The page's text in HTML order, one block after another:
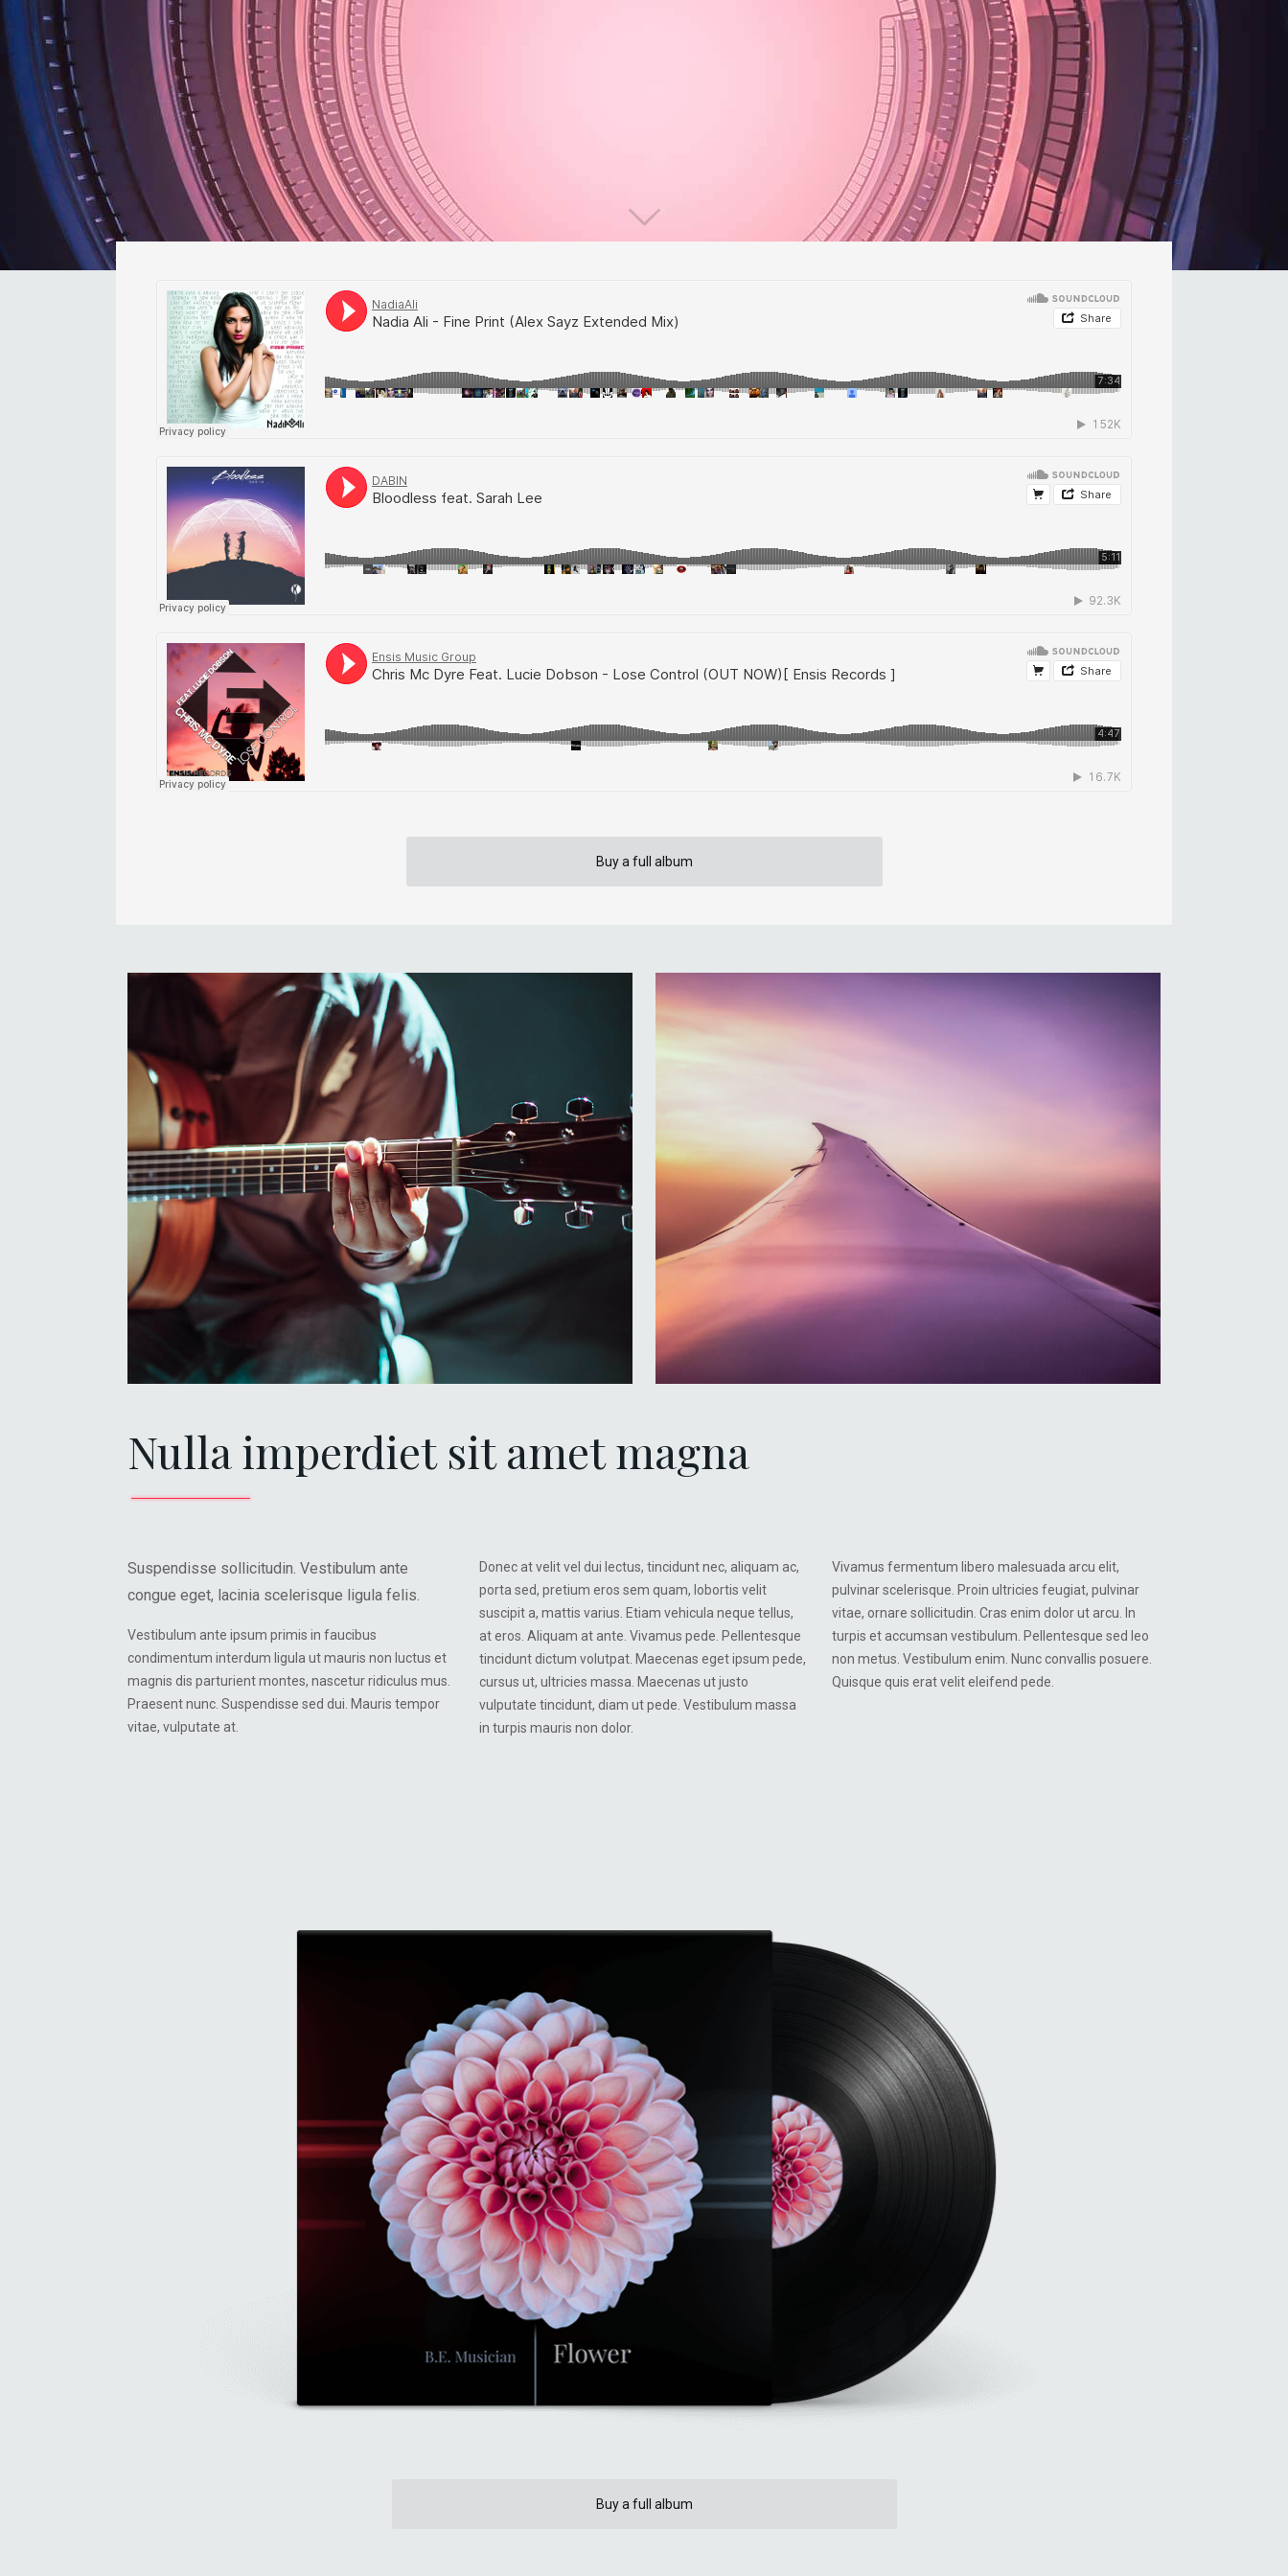
Buy a full album
Nulla imperdiet sit amet magna
Suspendisse sollicitudin. Vestibulum ante
congue eget, lacinia scelerisque ligula felis.
Vestibulum ante ipsum primis in faucibus
condimentum interdum ligula ut mauris non luctus et
magnis dis parturient montes, nascetur ridiculus mus.
Praesent nunc. Suspendisse sed dui. Mauris tempor
vitae, vulputate at.
Donec at velit vel dui lectus, tincidunt nec, aliquam ac,
porta sed, pretium eros sem quam, lobortis velit
suscipit a, mattis varius. Etiam vehicula neque tellus,
at eros. Aliquam at ante. Vivamus pede. Pellentesque
tincidunt dictum volutpat. Maecenas eget ipsum pede,
cursus ut, ultricies massa. Maecenas ut justo
vulputate tincidunt, diam ut pede. Vestibulum massa
in turpis mauris non dolor.
Vivamus fermentum libero malesuada arcu elit,
pulvinar scelerisque. Proin ultricies feugiat, pulvinar
vitae, ornare sollicitudin. Cras enim dolor ut arcu. In
turpis et accumsan vestibulum. Pellentesque sed leo
non metus. Vestibulum enim. Nunc convallis posuere.
Quisque quis erat velit eleifend pede.
Buy a full album